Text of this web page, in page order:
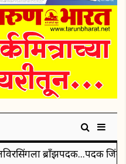
ब्रॉंझपदक...पदक